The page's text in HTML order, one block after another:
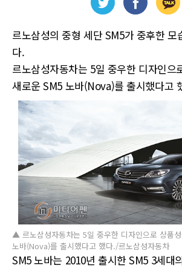
르노삼성의 중형 세단 SM5가 중후한 모
다.
르노삼성자동차는 5일 중우한 디자인으
새로운 SM5 노바(Nova)를 출시했다고
▲ 르노삼성자동차는 5일 중우한 디자인으로 상품
노바(Nova)를 출시했다고 했다./르노삼성자동차
SM5 노바는 2010년 출시한 SM5 3세대